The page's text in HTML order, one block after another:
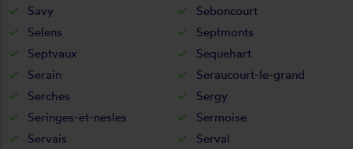
Savy
Seboncourt
Selens
Septmonts
Septvaux
Sequehart
Serain
Seraucourt-le-grand
Serches
Sergy
Seringes-et-nesles
Sermoise
Servais
Serval